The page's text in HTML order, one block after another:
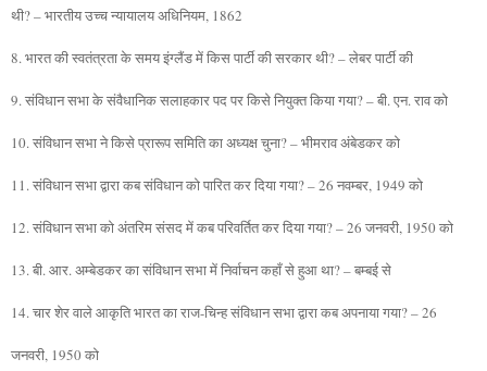
थी? – भारतीय उच्च न्यायालय अधिनियम, 1862
8. भारत की स्वतंत्रता के समय इंग्लैंड में किस पार्टी की सरकार थी? – लेबर पार्टी की
9. संविधान सभा के संवैधानिक सलाहकार पद पर किसे नियुक्त किया गया? – बी. एन. राव को
10. संविधान सभा ने किसे प्रारूप समिति का अध्यक्ष चुना? – भीमराव अंबेडकर को
11. संविधान सभा द्वारा कब संविधान को पारित कर दिया गया? – 26 नवम्बर, 1949 को
12. संविधान सभा को अंतरिम संसद में कब परिवर्तित कर दिया गया? – 26 जनवरी, 1950 को
13. बी. आर. अम्बेडकर का संविधान सभा में निर्वाचन कहाँ से हुआ था? – बम्बई से
14. चार शेर वाले आकृति भारत का राज-चिन्ह संविधान सभा द्वारा कब अपनाया गया? – 26
जनवरी, 1950 को